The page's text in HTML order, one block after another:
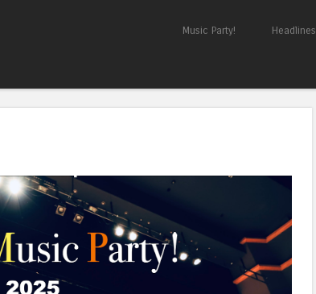
Skip to content
Music Party! Headlines